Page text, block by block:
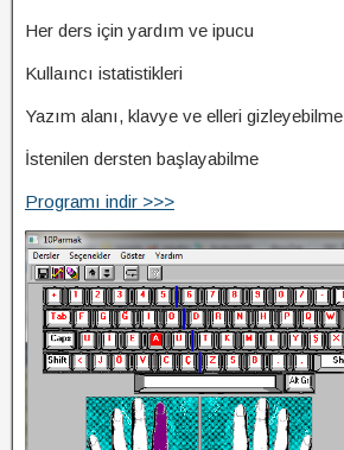
Her ders için yardım ve ipucu
Kullaıncı istatistikleri
Yazım alanı, klavye ve elleri gizleyebilme
İstenilen dersten başlayabilme
Programı indir >>>